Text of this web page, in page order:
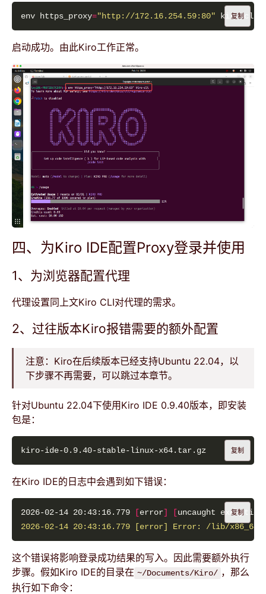
env https_proxy="http://172.16.254.59:80" 复制
启动成功。由此Kiro工作正常。
四、为Kiro IDE配置Proxy登录并使用
1、为浏览器配置代理
代理设置同上文Kiro CLI对代理的需求。
2、过往版本Kiro报错需要的额外配置
注意：Kiro在后续版本已经支持Ubuntu 22.04，以
下步骤不再需要，可以跳过本章节。
针对Ubuntu 22.04下使用Kiro IDE 0.9.40版本，即安装
包是：
复制
在Kiro IDE的日志中会遇到如下错误：
2026-02-14 20:43:16.779 [error] [uncaught
2026-02-14 20:43:16.779 [error] Error: /lib/
复制
这个错误将影响登录成功结果的写入。因此需要额外执行
步骤。假如Kiro IDE的目录在 ~/Documents/Kiro/ ，那么
执行如下命令：